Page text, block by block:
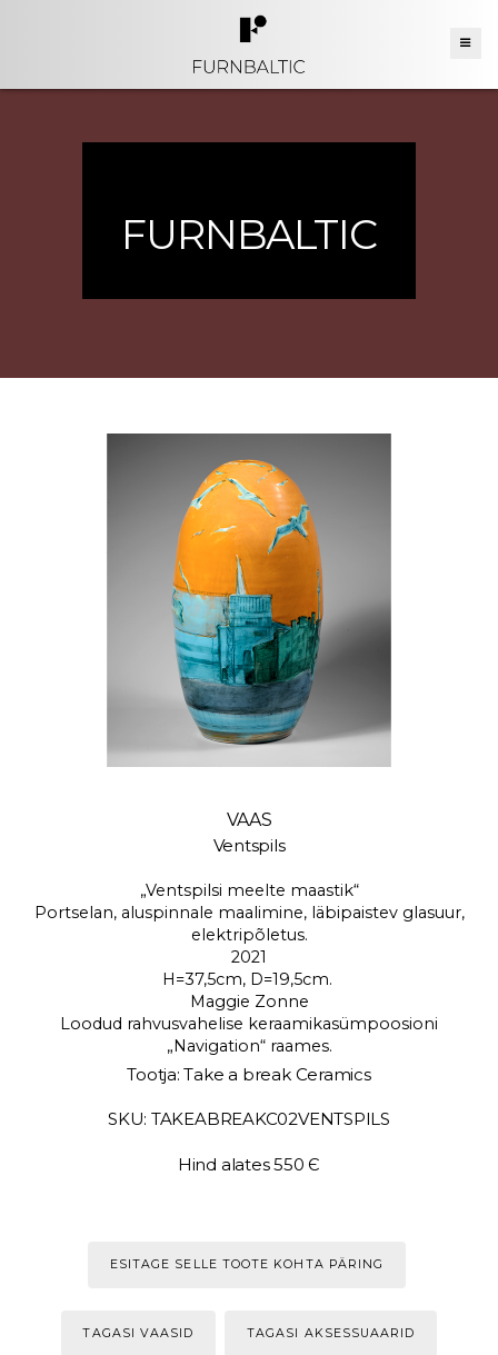
FURNBALTIC
VAAS
Ventspils
„Ventspilsi meelte maastik“
Portselan, aluspinnale maalimine, läbipaistev glasuur,
elektripõletus.
2021
H=37,5cm, D=19,5cm.
Maggie Zonne
Loodud rahvusvahelise keraamikasümpoosioni
„Navigation“ raames.
Tootja: Take a break Ceramics
SKU: TAKEABREAKC02VENTSPILS
Hind alates 550 Є
ESITAGE SELLE TOOTE KOHTA PÄRING
TAGASI VAASID TAGASI AKSESSUAARID